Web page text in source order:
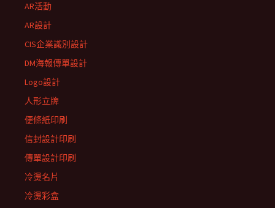
AR活動
AR設計
CIS企業識別設計
DM海報傳單設計
Logo設計
人形立牌
便條紙印刷
信封設計印刷
傳單設計印刷
冷燙名片
冷燙彩盒